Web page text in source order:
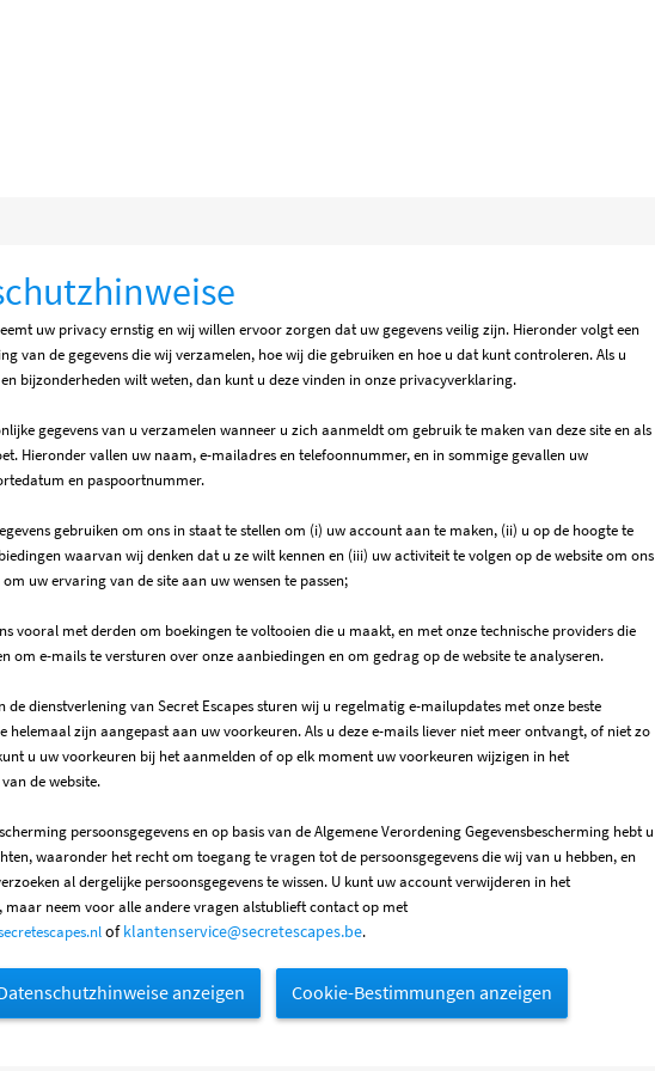
uw privacy ernstig en wij willen ervoor zorgen dat uw gegevens veilig zijn. Hieronder volgt een
van de gegevens die wij verzamelen, hoe wij die gebruiken en hoe u dat kunt controleren. Als u
bijzonderheden wilt weten, dan kunt u deze vinden in onze privacyverklaring.
gegevens van u verzamelen wanneer u zich aanmeldt om gebruik te maken van deze site en als
Hieronder vallen uw naam, e-mailadres en telefoonnummer, en in sommige gevallen uw
en paspoortnummer.
gebruiken om ons in staat te stellen om (i) uw account aan te maken, (ii) u op de hoogte te
waarvan wij denken dat u ze wilt kennen en (iii) uw activiteit te volgen op de website om ons
uw ervaring van de site aan uw wensen te passen;
vooral met derden om boekingen te voltooien die u maakt, en met onze technische providers die
om e-mails te versturen over onze aanbiedingen en om gedrag op de website te analyseren.
de dienstverlening van Secret Escapes sturen wij u regelmatig e-mailupdates met onze beste
helemaal zijn aangepast aan uw voorkeuren. Als u deze e-mails liever niet meer ontvangt, of niet zo
u uw voorkeuren bij het aanmelden of op elk moment uw voorkeuren wijzigen in het
de website.
persoonsgegevens enop basis van de Algemene Verordening Gegevensbescherming hebt u
waaronder het recht om toegang te vragen tot de persoonsgegevens die wij van u hebben, en
al dergelijke persoonsgegevens te wissen. U kunt uw account verwijderen in het
maar neem voor alle andere vragen alstublieft contact op met
ofklantenservice@secretescapes.be.
anzeigen Cookie-Bestimmungen anzeigen